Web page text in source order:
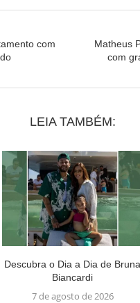
com
Matheus
com
LEIA TAMBÉM:
Descubra o Dia a Dia de Bruna
Biancardi
7 de agosto de 2026